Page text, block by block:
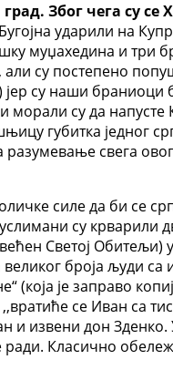
Због чега су се
ударили на
муџахедина и три
су постепено
су наши браниоци
су да напусте
губитка једног
разумевање свега
силе да би се
су крварили
Светој Обитељи)
великог броја људи
је заправо
се Иван са
и извени дон
ради. Класично